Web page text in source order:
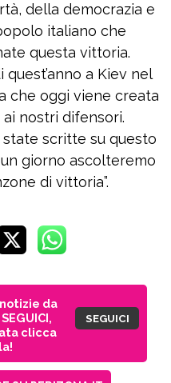
della democrazia e
italiano che
questa vittoria.
a Kiev nel
che oggi viene creata
nostri difensori.
scritte su questo
giorno ascolteremo
di vittoria”.
da
clicca
SEGUICI